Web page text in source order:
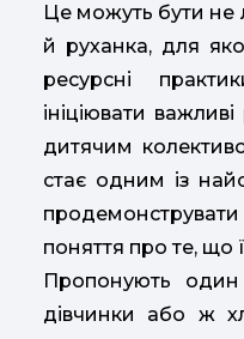
Це можуть бути не
й руханка, для
ресурсні
ініціювати
дитячим
стає одним із
поняття про те, що
Пропонують один
дівчинки або ж